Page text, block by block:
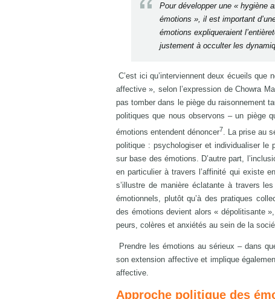
Pour développer une « hygiène
émotions », il est important
émotions expliqueraient
justement à occulter les
C’est ici qu’interviennent deux écueils que
affective », selon l’expression de Chowra
pas tomber dans le piège du raisonnement
politiques que nous observons – un piège
émotions entendent dénoncer7
. La prise au
politique : psychologiser et individualiser le
sur base des émotions. D’autre part,
en particulier à travers l’affinité qui existe
s’illustre de manière éclatante à travers
émotionnels, plutôt qu’à des pratiques
des émotions devient alors « dépolitisante
peurs, colères et anxiétés au sein de la
Prendre les émotions au sérieux – dans
son extension affective et implique
affective.
Approche politique des